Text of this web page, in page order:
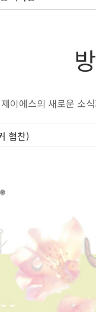
이에스의 새로운 소
협찬)